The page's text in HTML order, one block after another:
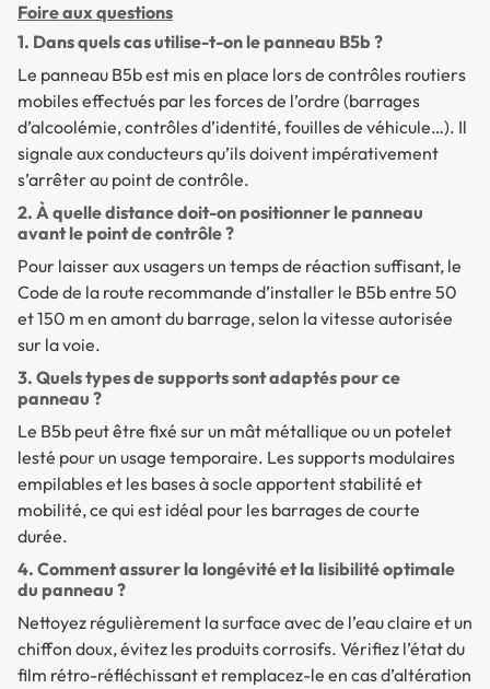
Foire aux questions
1. Dans quels cas utilise-t-on le panneau B5b ?
Le panneau B5b est mis en place lors de contrôles routiers
mobiles effectués par les forces de l’ordre (barrages
d’alcoolémie, contrôles d’identité, fouilles de véhicule…). Il
signale aux conducteurs qu’ils doivent impérativement
s’arrêter au point de contrôle.
2. À quelle distance doit-on positionner le panneau
avant le point de contrôle ?
Pour laisser aux usagers un temps de réaction suffisant, le
Code de la route recommande d’installer le B5b entre 50
et 150 m en amont du barrage, selon la vitesse autorisée
sur la voie.
3. Quels types de supports sont adaptés pour ce
panneau ?
Le B5b peut être fixé sur un mât métallique ou un potelet
lesté pour un usage temporaire. Les supports modulaires
empilables et les bases à socle apportent stabilité et
mobilité, ce qui est idéal pour les barrages de courte
durée.
4. Comment assurer la longévité et la lisibilité optimale
du panneau ?
Nettoyez régulièrement la surface avec de l’eau claire et un
chiffon doux, évitez les produits corrosifs. Vérifiez l’état du
film rétro-réfléchissant et remplacez-le en cas d’altération